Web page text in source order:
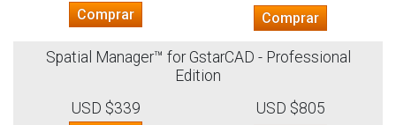
Comprar Comprar
Spatial Manager™ for GstarCAD - Professional
Edition
USD $339
USD $805